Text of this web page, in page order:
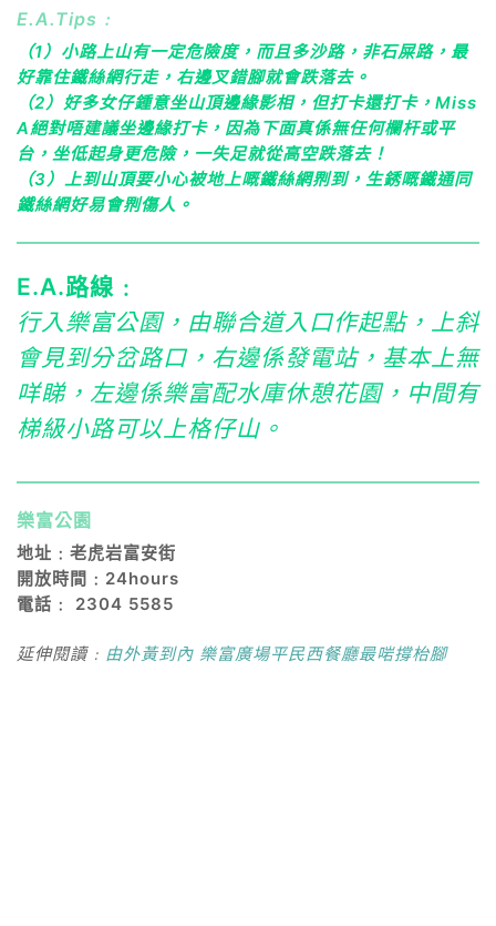
可
回
到
配
水
庫
公
園
入
口
附
有
小
路
直
落
九
龍
仔
公
仔
公
園
亦
是
樂
富
公
園
入
口
一
經
過
泳
池
沿
路
直
上
E.A.Tips﹕
（1）小路上山有一定危險度，而且多沙路，非石屎路，最
好靠住鐵絲網行走，右邊叉錯腳就會跌落去。
（2）好多女仔鍾意坐山頂邊緣影相，但打卡還打卡，Miss
A絕對唔建議坐邊緣打卡，因為下面真係無任何欄杆或平
台，坐低起身更危險，一失足就從高空跌落去！
（3）上到山頂要小心被地上嘅鐵絲網𠝹到，生銹嘅鐵通同
鐵絲網好易會𠝹傷人。
E.A.路線﹕
行入樂富公園，由聯合道入口作起點，上斜
會見到分岔路口，右邊係發電站，基本上無
咩睇，左邊係樂富配水庫休憩花園，中間有
梯級小路可以上格仔山。
樂富公園
地址﹕老虎岩富安街
開放時間﹕24hours
電話﹕ 2304 5585
延伸閱讀﹕ 由外黃到內 樂富廣場平民西餐廳最啱撐枱腳